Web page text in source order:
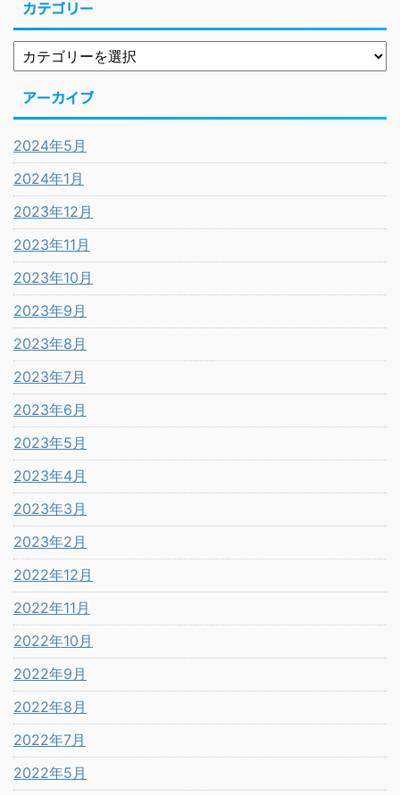
カテゴリー
アーカイブ
2024年5月
2024年1月
2023年12月
2023年11月
2023年10月
2023年9月
2023年8月
2023年7月
2023年6月
2023年5月
2023年4月
2023年3月
2023年2月
2022年12月
2022年11月
2022年10月
2022年9月
2022年8月
2022年7月
2022年5月